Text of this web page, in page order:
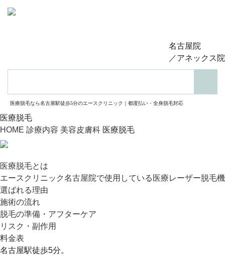
医療脱毛なら名古屋駅徒歩5分のエースクリニック｜都度払い・全身脱毛対応
名古屋院
／アネックス院
医療脱毛
HOME 診療内容 美容皮膚科 医療脱毛
医療脱毛とは
エースクリニック名古屋院で使用している医療レーザー脱毛機
選ばれる理由
施術の流れ
脱毛の準備・アフターケア
リスク・副作用
料金表
名古屋駅徒歩5分。